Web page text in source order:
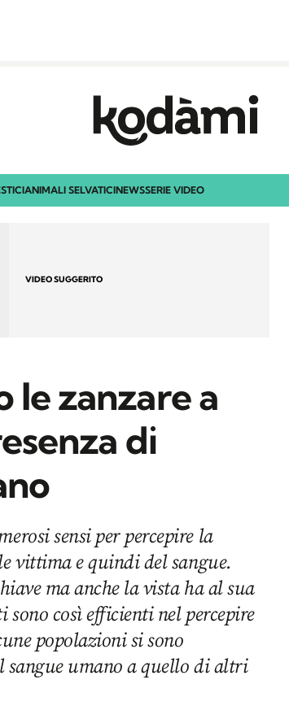
ANIMALI SELVATICINEWSSERIE VIDEO
VIDEO SUGGERITO
le zanzare a
di
sensi per percepire la
vittima e quindi del sangue.
ma anche la vista ha al sua
così efficienti nel percepire
popolazioni si sono
sangue umano a quello di altri